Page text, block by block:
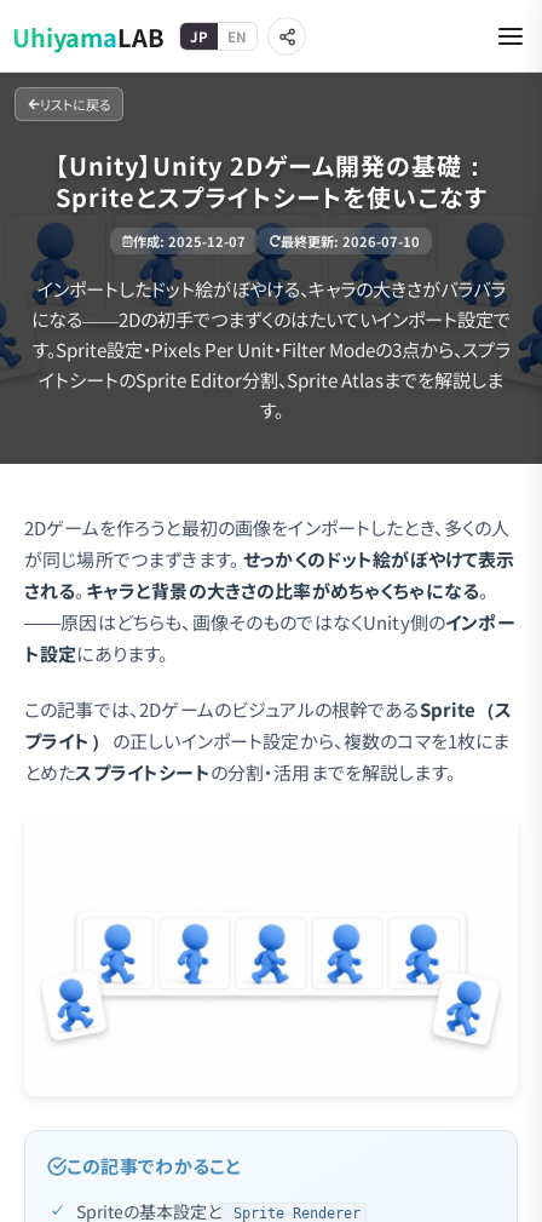
UhiyamaLAB JP EN
リストに戻る
【Unity】Unity 2Dゲーム開発の基礎：
Spriteとスプライトシートを使いこなす
作成:2025-12-07 最終更新:2026-07-10
インポートしたドット絵がぼやける、キャラの大きさがバラバラ
になる——2Dの初手でつまずくのはたいていインポート設定で
す。Sprite設定・Pixels Per Unit・Filter Modeの3点から、スプラ
イトシートのSprite Editor分割、Sprite Atlasまでを解説しま
す。
2Dゲームを作ろうと最初の画像をインポートしたとき、多くの人
が同じ場所でつまずきます。せっかくのドット絵がぼやけて表示
される。キャラと背景の大きさの比率がめちゃくちゃになる。
——原因はどちらも、画像そのものではなくUnity側のインポー
ト設定にあります。
この記事では、2Dゲームのビジュアルの根幹であるSprite（ス
プライト）
の正しいインポート設定から、複数のコマを1枚にま
とめたスプライトシートの分割・活用までを解説します。
この記事でわかること
Spriteの基本設定と Sprite Renderer